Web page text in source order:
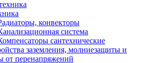
конвекторы
система
сантехнические